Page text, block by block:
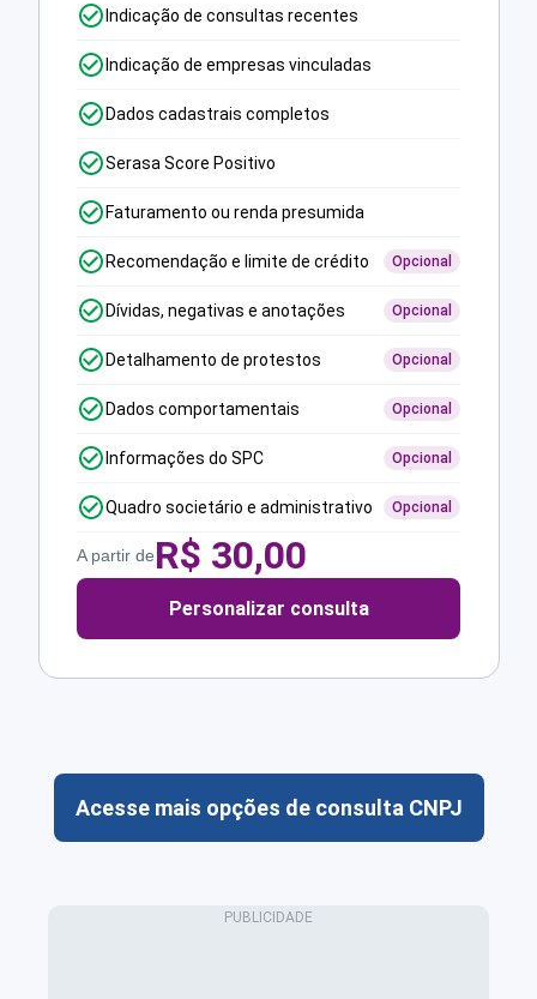
Indicação de consultas recentes
Indicação de empresas vinculadas
Dados cadastrais completos
Serasa Score Positivo
Faturamento ou renda presumida
Recomendação e limite de crédito Opcional
Dívidas, negativas e anotações Opcional
Detalhamento de protestos Opcional
Dados comportamentais Opcional
Informações do SPC Opcional
Quadro societário e administrativo Opcional
A partir deR$ 30,00
Personalizar consulta
Acesse mais opções de consulta CNPJ